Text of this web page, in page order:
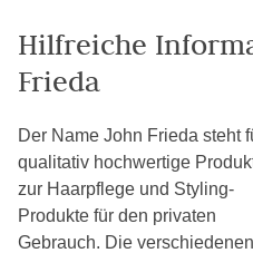
Hilfreiche
Frieda
Der Name John Frieda steht
qualitativ hochwertige
zur Haarpflege und Styling-
Produkte für den privaten
Gebrauch. Die verschiedenen